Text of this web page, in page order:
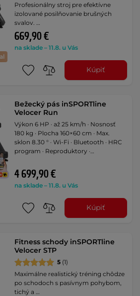
Profesionálny stroj pre efektívne
izolované posilňovanie brušných
svalov. …
669,90 €
na sklade – 11.8. u Vás
Kúpiť
Bežecký pás inSPORTline
Velocer Run
Výkon 6 HP · až 25 km/h · Nosnosť
180 kg · Plocha 160×60 cm · Max.
sklon 8.30 ° · Wi-Fi · Bluetooth · HRC
program · Reproduktory ·
multimediálnymi aplikáciami
4 699,90 €
na sklade – 11.8. u Vás
Kúpiť
Fitness schody inSPORTline
Velocer STP
5 (1)
Maximálne realistický tréning chôdze
po schodoch s pasívnym pohybom,
tichý a …